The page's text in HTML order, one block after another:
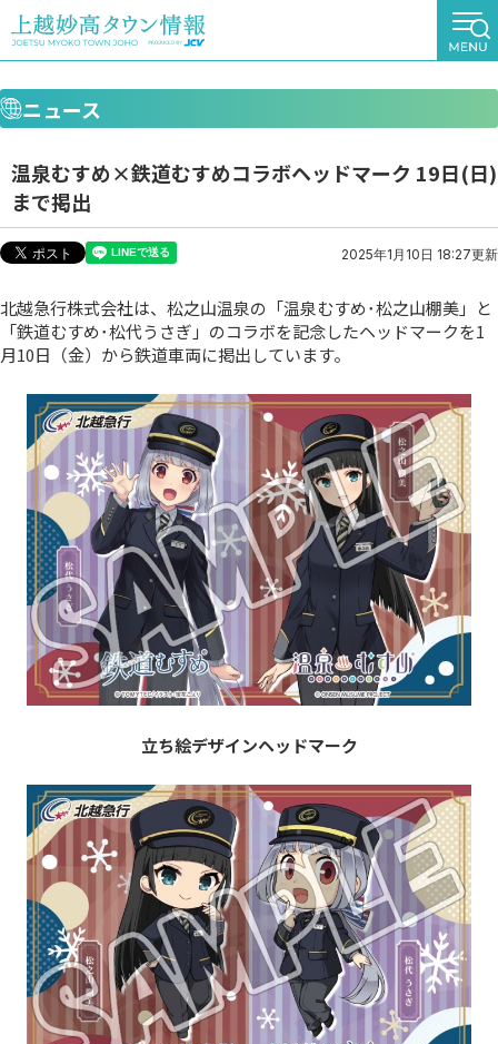
ニュース
温泉むすめ×鉄道むすめコラボヘッドマーク 19日(日)
まで掲出
2025年1月10日 18:27更新
北越急行株式会社は、松之山温泉の「温泉むすめ･松之山棚美」と
「鉄道むすめ･松代うさぎ」のコラボを記念したヘッドマークを1
月10日（金）から鉄道車両に掲出しています。
立ち絵デザインヘッドマーク